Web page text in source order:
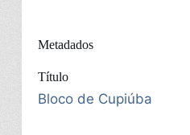
Metadados
Título
Bloco de Cupiúba